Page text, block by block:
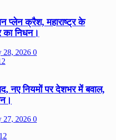
प्लेन क्रैश, महाराष्ट्र के
का निधन।
28, 2026 0
नए नियमों पर देशभर में बवाल,
27, 2026 0